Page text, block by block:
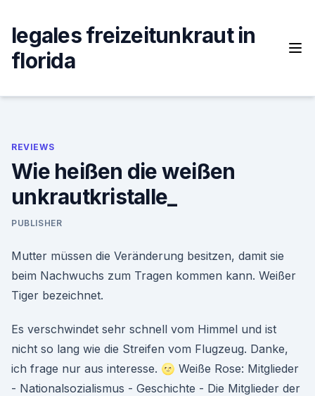
content
legales freizeitunkraut in
florida
REVIEWS
Wie heißen die weißen
unkrautkristalle_
PUBLISHER
Mutter müssen die Veränderung besitzen, damit sie
beim Nachwuchs zum Tragen kommen kann. Weißer
Tiger bezeichnet.
Es verschwindet sehr schnell vom Himmel und ist
nicht so lang wie die Streifen vom Flugzeug. Danke,
ich frage nur aus interesse. 🌝 Weiße Rose: Mitglieder
- Nationalsozialismus - Geschichte - Die Mitglieder der